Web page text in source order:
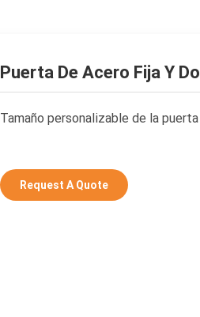
Puerta De Acero Fija Y
Tamaño personalizable de la
Request A Quote